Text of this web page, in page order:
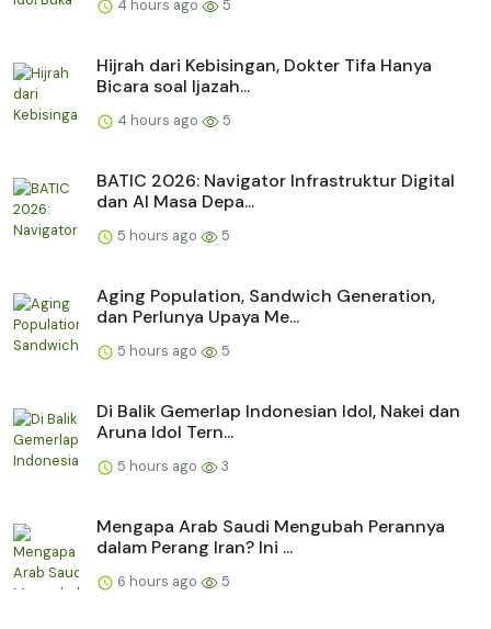
4 hours ago 5
Hijrah dari Kebisingan, Dokter Tifa Hanya
Bicara soal Ijazah...
4 hours ago 5
BATIC 2026: Navigator Infrastruktur Digital
dan AI Masa Depa...
5 hours ago 5
Aging Population, Sandwich Generation,
dan Perlunya Upaya Me...
5 hours ago 5
Di Balik Gemerlap Indonesian Idol, Nakei dan
Aruna Idol Tern...
5 hours ago 3
Mengapa Arab Saudi Mengubah Perannya
dalam Perang Iran? Ini ...
6 hours ago 5